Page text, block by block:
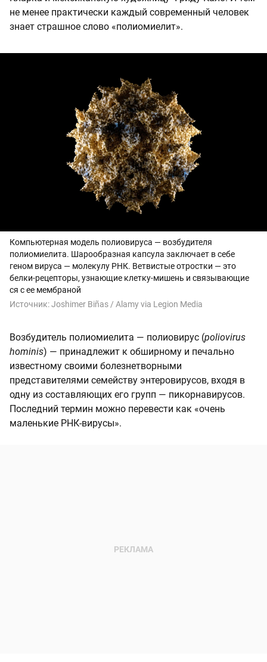
не менее практически каждый современный человек
знает страшное слово «полиомиелит».
Компьютерная модель полиовируса — возбудителя
полиомиелита. Шарообразная капсула заключает в себе
геном вируса — молекулу РНК. Ветвистые отростки — это
белки-рецепторы, узнающие клетку-мишень и связывающие
ся с ее мембраной
Источник:Joshimer Biñas / Alamy via Legion Media
Возбудитель полиомиелита — полиовирус (poliovirus
hominis) — принадлежит к обширному и печально
известному своими болезнетворными
представителями семейству энтеровирусов, входя в
одну из составляющих его групп — пикорнавирусов.
Последний термин можно перевести как «очень
маленькие РНК-вирусы».